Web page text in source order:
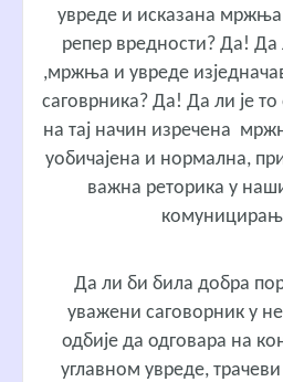
увреде и исказана
репер вредности? Да! Да
,мржња и увреде
саговрника? Да! Да ли је
на тај начин изречена
уобичајена и нормална,
важна реторика у
Да ли би била добра
уважени саговорник у
одбије да одговара на
углавном увреде,